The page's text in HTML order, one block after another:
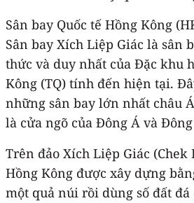
Sân bay Quốc tế Hồng Kông
Sân bay Xích Liệp Giác là sân
thức và duy nhất của Đặc khu
Kông (TQ) tính đến hiện tại.
những sân bay lớn nhất châu
là cửa ngõ của Đông Á và
Trên đảo Xích Liệp Giác (Chek
Hồng Kông được xây dựng
một quả núi rồi dùng số đất